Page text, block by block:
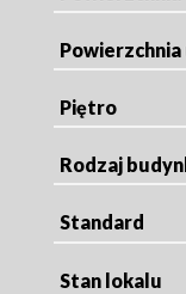
Piętro
Rodzaj
Standard
Stan lokalu